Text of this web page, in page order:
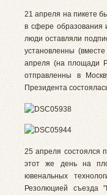
21 апреля на пикете
в сфере
люди оставляли
установленны
апреля (на площади
отправленны в
Президента
25 апреля состоялся
этот же день на
ювенальных
Резолюцией съезда